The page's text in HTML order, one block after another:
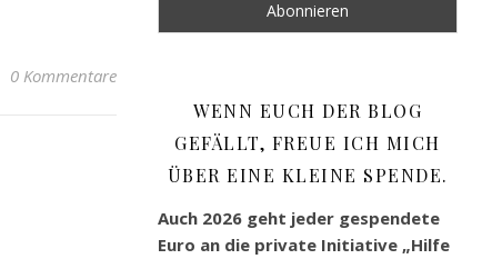
0 Kommentare
WENN EUCH DER BLOG
GEFÄLLT, FREUE ICH MICH
ÜBER EINE KLEINE SPENDE.
Auch 2026 geht jeder gespendete
Euro an die private Initiative „Hilfe